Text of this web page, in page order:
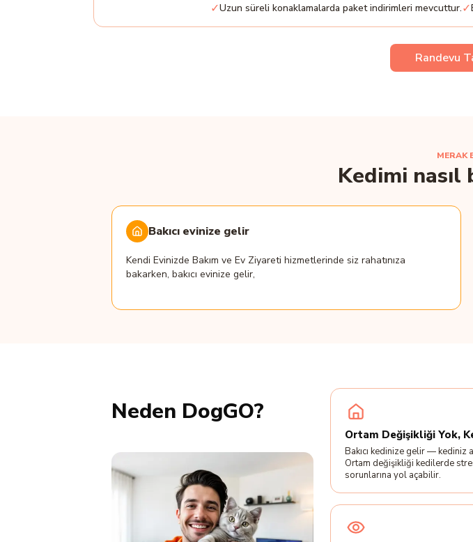
✓Uzun süreli konaklamalarda paket indirimleri mevcuttur.✓
Randevu
MERAK
Kedimi nasıl
Bakıcı evinize gelir
Kendi Evinizde Bakım ve Ev Ziyareti hizmetlerinde siz rahatınıza
bakarken, bakıcı evinize gelir,
Neden DogGO?
Ortam Değişikliği Yok,
Bakıcı kedinize gelir — kediniz
Ortam değişikliği kedilerde
sorunlarına yol açabilir.